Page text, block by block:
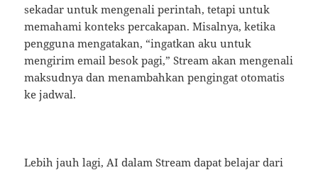
sekadar untuk mengenali perintah, tetapi untuk
memahami konteks percakapan. Misalnya, ketika
pengguna mengatakan, “ingatkan aku untuk
mengirim email besok pagi,” Stream akan mengenali
maksudnya dan menambahkan pengingat otomatis
ke jadwal.
Lebih jauh lagi, AI dalam Stream dapat belajar dari